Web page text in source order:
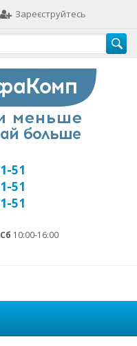
Зареєструйтесь
51
51
51
Сб 10:00-16:00